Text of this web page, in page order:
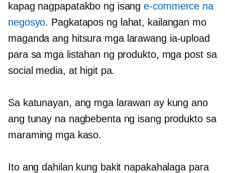
kapag nagpapatakbo ng isange-commerce na
negosyo. Pagkatapos ng lahat, kailangan mo
maganda ang hitsura mga larawang ia-upload
para sa mga listahan ng produkto, mga post sa
social media, at higit pa.
Sa katunayan, ang mga larawan ay kung ano
ang tunay na nagbebenta ng isang produkto sa
maraming mga kaso.
Ito ang dahilan kung bakit napakahalaga para